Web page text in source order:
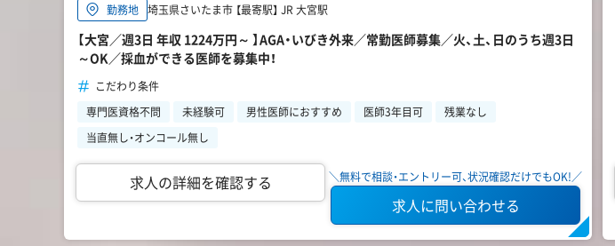
勤務地 埼玉県さいたま市 【最寄駅】 JR 大宮駅
【大宮／週3日 年収 1224万円～ 】AGA・いびき外来／常勤医師募集／火、土、日のうち週3日
～OK／採血ができる医師を募集中！
こだわり条件
専門医資格不問
未経験可 男性医師におすすめ 医師3年目可
残業なし
当直無し・オンコール無し
求人の詳細を確認する ＼無料で相談・エントリー可、状況確認だけでもOK!／
求人に問い合わせる